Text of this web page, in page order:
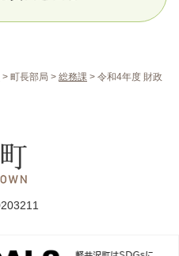
> 町長部局 > 総務課 > 令和4年度 財政